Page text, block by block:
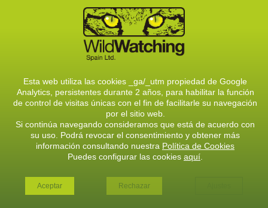
Esta web utiliza las cookies _ga/_utm propiedad de Google
Analytics, persistentes durante 2 años, para habilitar la función
de control de visitas únicas con el fin de facilitarle su navegación
por el sitio web.
Si continúa navegando consideramos que está de acuerdo con
su uso. Podrá revocar el consentimiento y obtener más
información consultando nuestra Política de Cookies
Puedes configurar las cookies aquí
Aceptar Rechazar